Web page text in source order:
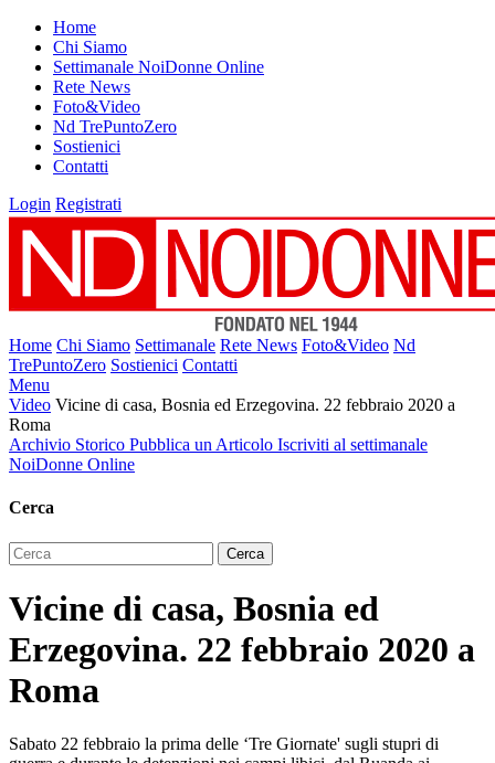
Home
Chi Siamo
Settimanale NoiDonne Online
Rete News
Foto&Video
Nd TrePuntoZero
Sostienici
Contatti
Login Registrati
Home Chi Siamo Settimanale Rete News Foto&Video Nd
TrePuntoZero Sostienici Contatti
Menu
Video Vicine di casa, Bosnia ed Erzegovina. 22 febbraio 2020 a
Roma
Archivio Storico Pubblica un Articolo Iscriviti al settimanale
NoiDonne Online
Cerca
Vicine di casa, Bosnia ed
Erzegovina. 22 febbraio 2020 a
Roma
Sabato 22 febbraio la prima delle ‘Tre Giornate' sugli stupri di